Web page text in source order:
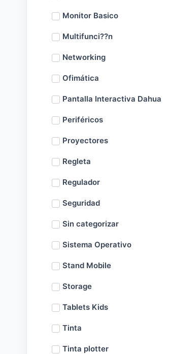
Monitor Basico
Multifunci??n
Networking
Ofimática
Pantalla Interactiva Dahua
Periféricos
Proyectores
Regleta
Regulador
Seguridad
Sin categorizar
Sistema Operativo
Stand Mobile
Storage
Tablets Kids
Tinta
Tinta plotter